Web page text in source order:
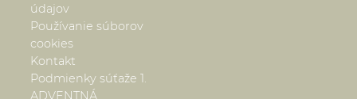
údajov
Používanie súborov
cookies
Kontakt
Podmienky súťaže 1.
ADVENTNÁ